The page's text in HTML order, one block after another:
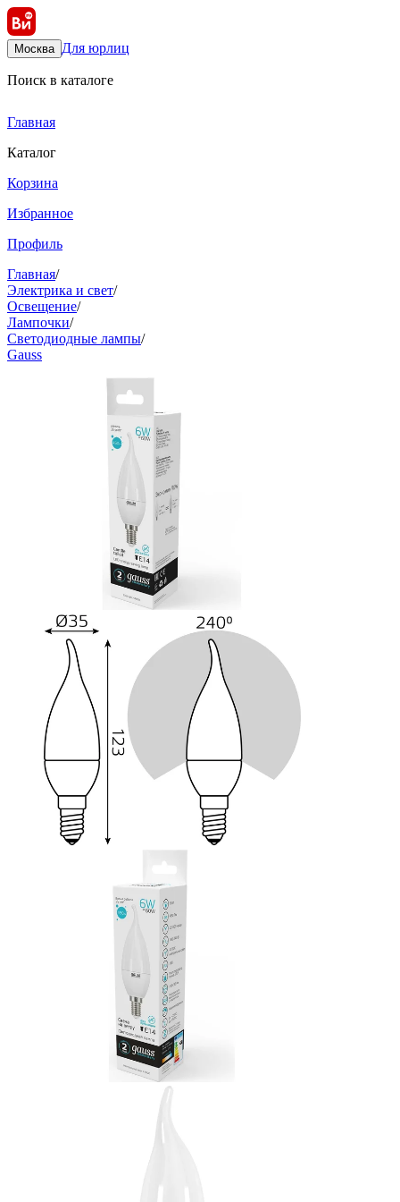
Москва Для юрлиц
Поиск в каталоге
Главная
Каталог
Корзина
Избранное
Профиль
Главная/
Электрика и свет/
Освещение/
Лампочки/
Светодиодные лампы/
Gauss